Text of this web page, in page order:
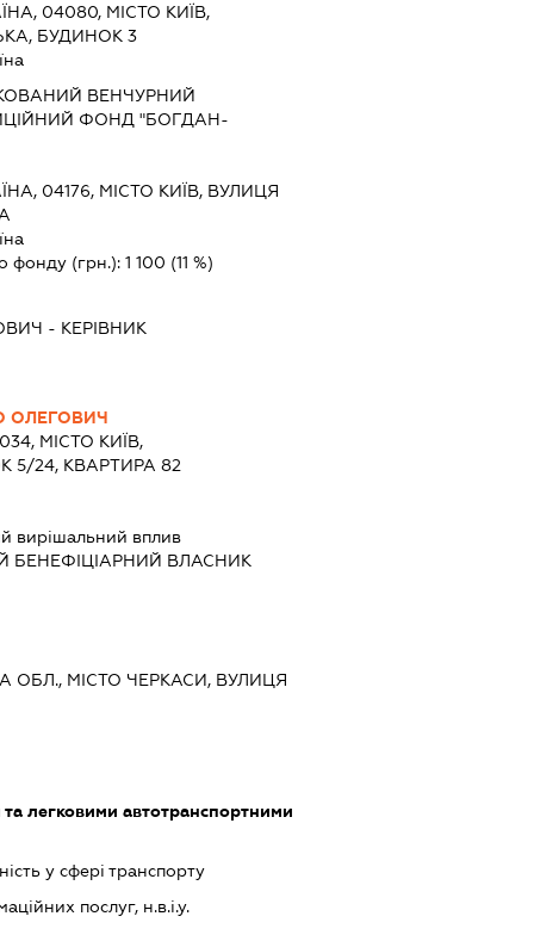
04080, МІСТО КИЇВ,
БУДИНОК 3
ВЕНЧУРНИЙ
ФОНД "БОГДАН-
04176, МІСТО КИЇВ, ВУЛИЦЯ
фонду (грн.): 1 100 (11 %)
- КЕРІВНИК
ОЛЕГОВИЧ
МІСТО КИЇВ,
5/24, КВАРТИРА 82
вирішальний вплив
БЕНЕФІЦІАРНИЙ ВЛАСНИК
ОБЛ., МІСТО ЧЕРКАСИ, ВУЛИЦЯ
легковими автотранспортними
у сфері транспорту
послуг, н.в.і.у.